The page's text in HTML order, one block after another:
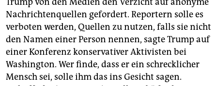
Nachrichtenquellen gefordert. Reportern solle es
verboten werden, Quellen zu nutzen, falls sie nicht
den Namen einer Person nennen, sagte Trump auf
einer Konferenz konservativer Aktivisten bei
Washington. Wer finde, dass er ein schrecklicher
Mensch sei, solle ihm das ins Gesicht sagen.